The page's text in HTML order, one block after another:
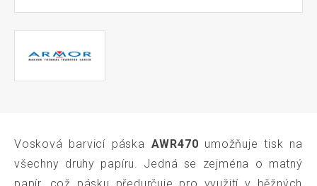
Vosková barvicí páska AWR470 umožňuje tisk na
všechny druhy papíru. Jedná se zejména o matný